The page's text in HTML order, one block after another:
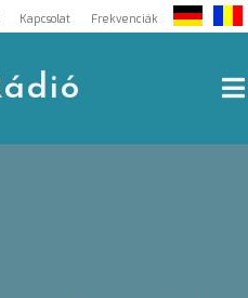
Kapcsolat Frekvenciák